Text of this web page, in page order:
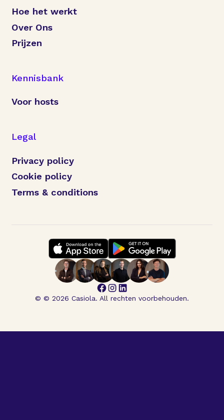
Hoe het werkt
Over Ons
Prijzen
Kennisbank
Voor hosts
Legal
Privacy policy
Cookie policy
Terms & conditions
© © 2026 Casiola. All rechten voorbehouden.